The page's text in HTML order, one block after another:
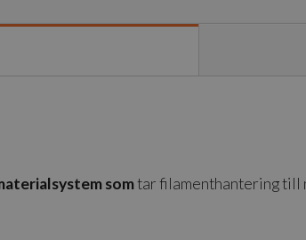
somtar filamenthantering till